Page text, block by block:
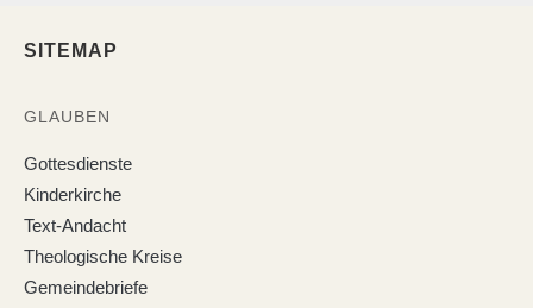
SITEMAP
GLAUBEN
Gottesdienste
Kinderkirche
Text-Andacht
Theologische Kreise
Gemeindebriefe